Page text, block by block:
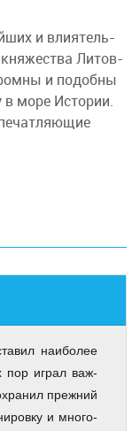
и вли­я­тель­
княжества Ли­тов­
и по­доб­ны
мо­ре Истории.
наи­бо­лее
пор иг­рал важ­
преж­ний
и мно­го­